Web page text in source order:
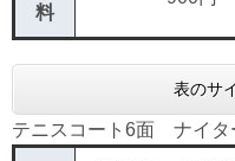
料
表のサ
テニスコート6面 ナイタ